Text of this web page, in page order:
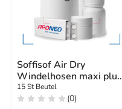
Soffisof Air Dry
Windelhosen maxi plus
groß L
15 St Beutel
(0)